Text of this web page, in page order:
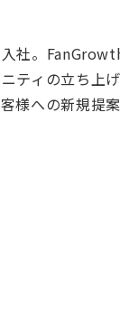
社。
ティの立ち上
様への新規提